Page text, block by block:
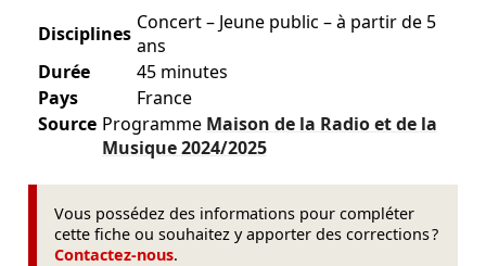
Disciplines Concert – Jeune public – à partir de 5
ans
Durée
45 minutes
Pays
France
Source Programme Maison de la Radio et de la
Musique2024/2025
Vous possédez des informations pour compléter
cette fiche ou souhaitez y apporter des corrections ?
Contactez-nous.